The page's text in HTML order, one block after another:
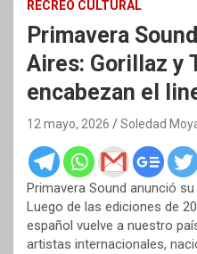
RECREO CULTURAL
Primavera
Aires: Gorillaz y
encabezan el
12 mayo, 2026 Soledad
Primavera Sound anunció
Luego de las ediciones de
español vuelve a nuestro
artistas internacionales,